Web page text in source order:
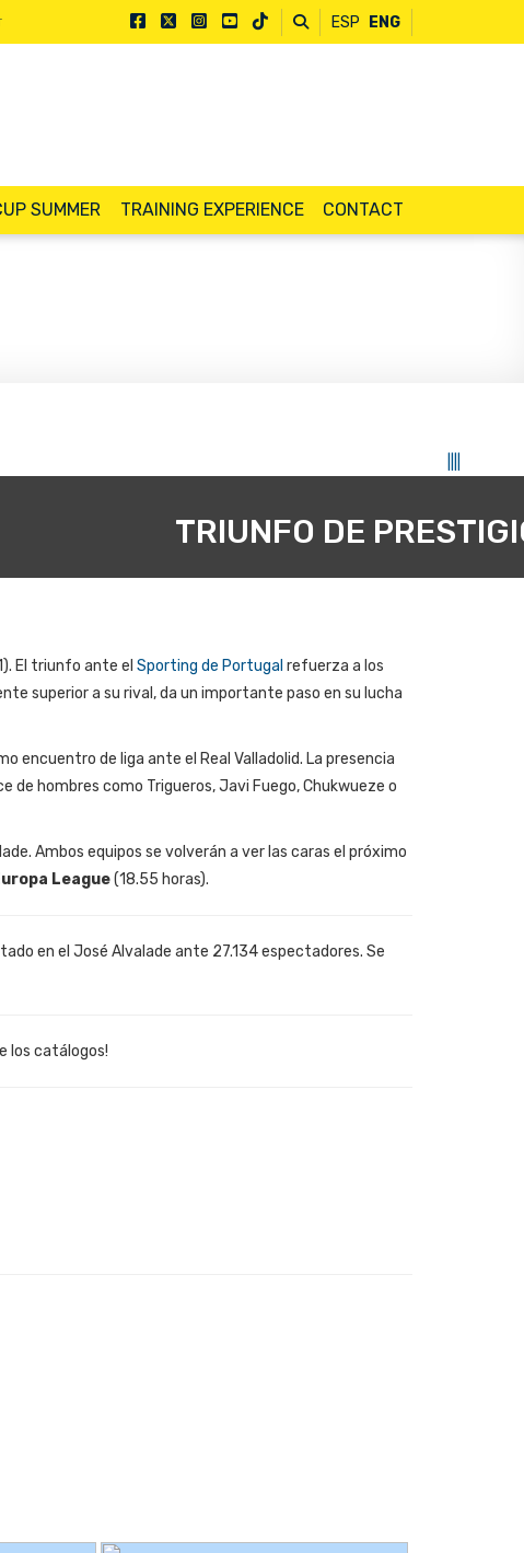
ESP ENG
SUMMER TRAINING EXPERIENCE CONTACT
TRIUNFO DE
El triunfo ante el Sporting de Portugal refuerza a los
superior a su rival, da un importante paso en su lucha
encuentro de liga ante el Real Valladolid. La presencia
de hombres como Trigueros, Javi Fuego, Chukwueze o
Ambos equipos se volverán a ver las caras el próximo
League(18.55 horas).
en el José Alvalade ante 27.134 espectadores. Se
los catálogos!